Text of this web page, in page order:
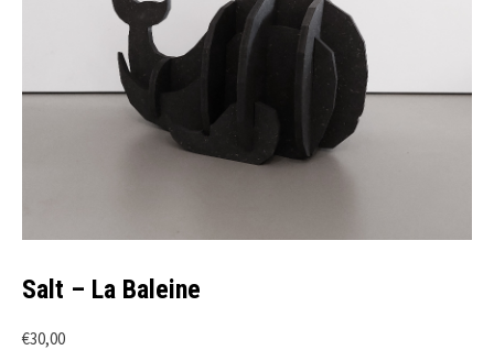
Salt – La Baleine
€30,00